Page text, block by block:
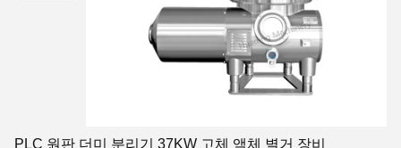
PLC 원판 더미 분리기 37KW 고체 액체 별거 장비